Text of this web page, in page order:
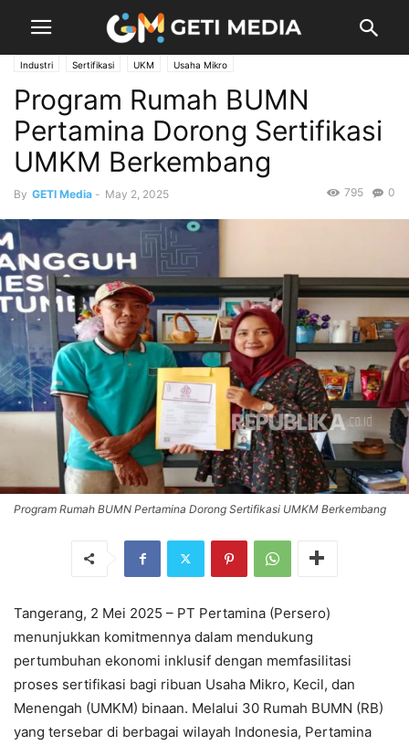
Industri Sertifikasi UKM Usaha Mikro
Program Rumah BUMN
Pertamina Dorong Sertifikasi
UMKM Berkembang
By GETI Media - May 2, 2025 0
795
Program Rumah BUMN Pertamina Dorong Sertifikasi UMKM Berkembang
Tangerang, 2 Mei 2025 – PT Pertamina (Persero)
menunjukkan komitmennya dalam mendukung
pertumbuhan ekonomi inklusif dengan memfasilitasi
proses sertifikasi bagi ribuan Usaha Mikro, Kecil, dan
Menengah (UMKM) binaan. Melalui 30 Rumah BUMN (RB)
yang tersebar di berbagai wilayah Indonesia, Pertamina